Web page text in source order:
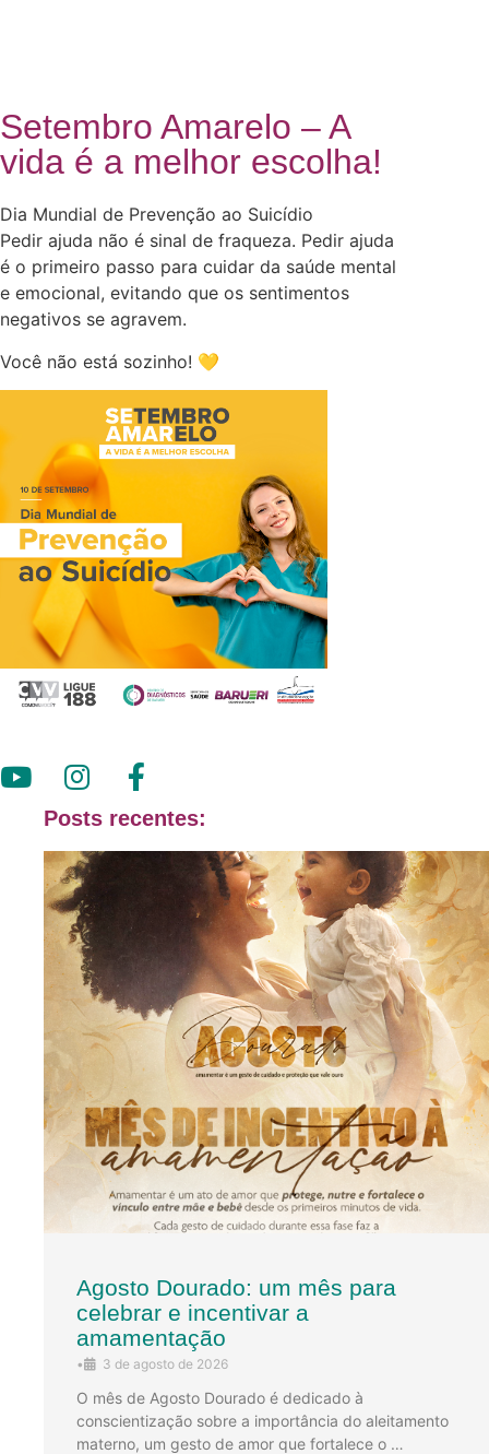
Setembro Amarelo – A
vida é a melhor escolha!
Dia Mundial de Prevenção ao Suicídio
Pedir ajuda não é sinal de fraqueza. Pedir ajuda
é o primeiro passo para cuidar da saúde mental
e emocional, evitando que os sentimentos
negativos se agravem.
Você não está sozinho! 💛
Posts recentes:
Agosto Dourado: um mês para
celebrar e incentivar a
amamentação
• 3 de agosto de 2026
O mês de Agosto Dourado é dedicado à
conscientização sobre a importância do aleitamento
materno, um gesto de amor que fortalece o …